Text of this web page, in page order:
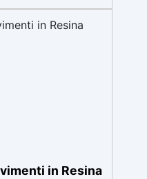
catalisi atossica e
la pelle, Bpa Free e
in Resina